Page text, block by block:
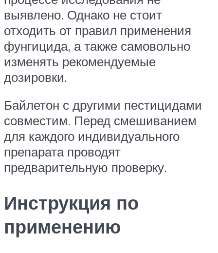
выявлено. Однако не стоит
отходить от правил применения
фунгицида, а также самовольно
изменять рекомендуемые
дозировки.
Байлетон с другими пестицидами
совместим. Перед смешиванием
для каждого индивидуального
препарата проводят
предварительную проверку.
Инструкция по
применению